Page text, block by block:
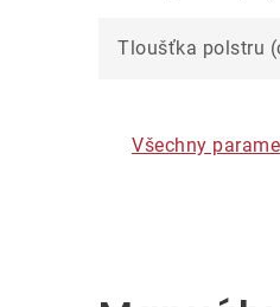
Tloušťka polstru
Všechny